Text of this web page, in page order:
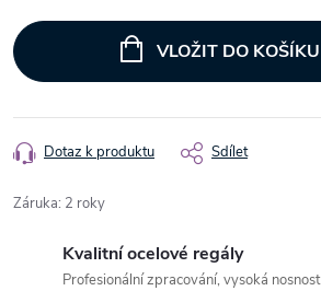
cena:
VLOŽIT DO KOŠÍKU
Dotaz k produktu Sdílet
Záruka: 2 roky
Kvalitní ocelové regály
Profesionální zpracování, vysoká nosnost